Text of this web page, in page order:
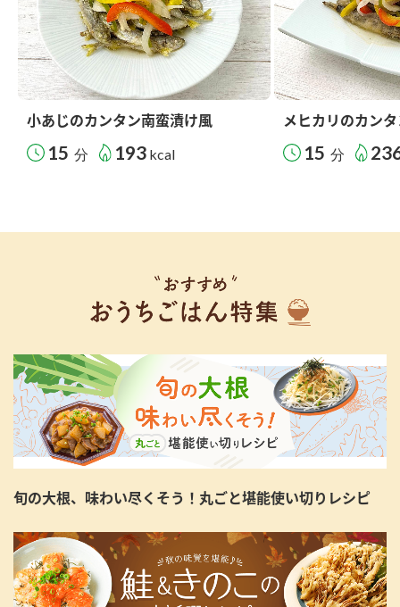
小あじのカンタン南蛮漬け風
15 分 193 kcal
メヒカリのカン
15 分
旬の大根、味わい尽くそう！丸ごと堪能使い切りレシピ